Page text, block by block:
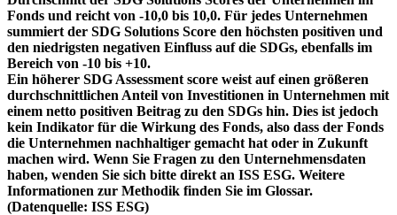
Fonds und reicht von -10,0 bis 10,0. Für jedes Unternehmen
summiert der SDG Solutions Score den höchsten positiven und
den niedrigsten negativen Einfluss auf die SDGs, ebenfalls im
Bereich von -10 bis +10.
Ein höherer SDG Assessment score weist auf einen größeren
durchschnittlichen Anteil von Investitionen in Unternehmen mit
einem netto positiven Beitrag zu den SDGs hin. Dies ist jedoch
kein Indikator für die Wirkung des Fonds, also dass der Fonds
die Unternehmen nachhaltiger gemacht hat oder in Zukunft
machen wird. Wenn Sie Fragen zu den Unternehmensdaten
haben, wenden Sie sich bitte direkt an ISS ESG. Weitere
Informationen zur Methodik finden Sie im Glossar.
(Datenquelle: ISS ESG)